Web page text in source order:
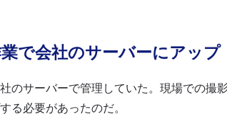
で会社のサーバーにアップ
のサーバーで管理していた。現場での
る必要があったのだ。